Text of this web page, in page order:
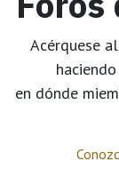
Acérquese
en dónde